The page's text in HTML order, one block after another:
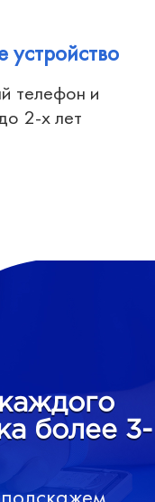
телефон и
2-х лет
более 3-